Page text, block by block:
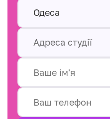
Одеса
Адреса студії